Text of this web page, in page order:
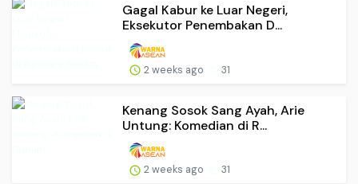
Gagal Kabur ke Luar Negeri,
Eksekutor Penembakan D...
2 weeks ago 31
Kenang Sosok Sang Ayah, Arie
Untung: Komedian di R...
2 weeks ago 31